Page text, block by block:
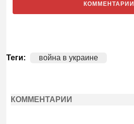
КОММЕНТАРИИ
Теги: война в украине
КОММЕНТАРИИ